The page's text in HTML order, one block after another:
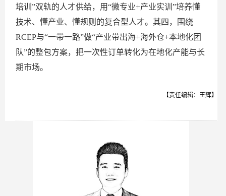
培训”双轨的人才供给，用“微专业+产业实训”培养懂
技术、懂产业、懂规则的复合型人才。其四，围绕
RCEP与“一带一路”做“产业带出海+海外仓+本地化团
队”的整包方案，把一次性订单转化为在地化产能与长
期市场。
【责任编辑：王辉】